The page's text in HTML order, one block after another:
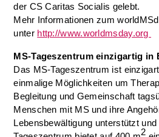
der CS Caritas Socialis gelebt.
Mehr Informationen zum
unter http://www.worldmsday.org
MS-Tageszentrum einzigartig in
Das MS-Tageszentrum ist
einmalige Möglichkeiten um
Begleitung und Gemeinschaft
Menschen mit MS und ihre
Lebensbewältigung unterstützt
2